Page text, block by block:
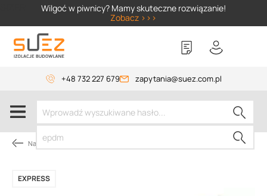
Wilgoć w piwnicy? Mamy skuteczne rozwiązanie!
Zobacz >>>
+48 732 227 679 zapytania@suez.com.pl
Narzędzia dekarskie
EXPRESS